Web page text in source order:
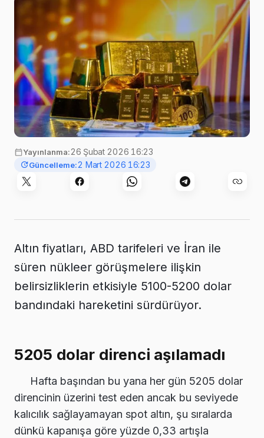
Yayınlanma:26 Şubat 2026 16:23
Güncelleme:2 Mart 2026 16:23
Altın fiyatları, ABD tarifeleri ve İran ile
süren nükleer görüşmelere ilişkin
belirsizliklerin etkisiyle 5100-5200 dolar
bandındaki hareketini sürdürüyor.
5205 dolar direnci aşılamadı
Hafta başından bu yana her gün 5205 dolar
direncinin üzerini test eden ancak bu seviyede
kalıcılık sağlayamayan spot altın, şu sıralarda
dünkü kapanışa göre yüzde 0,33 artışla